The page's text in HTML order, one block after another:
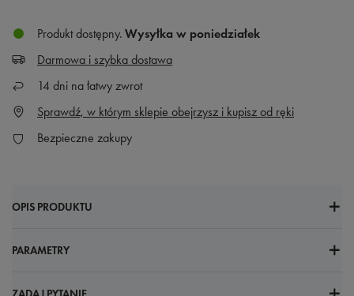
Produkt dostępny Wysyłka w poniedziałek
Darmowa i szybka dostawa
14 dni na łatwy zwrot
Sprawdź, w którym sklepie obejrzysz i kupisz od ręki
Bezpieczne zakupy
OPIS PRODUKTU
PARAMETRY